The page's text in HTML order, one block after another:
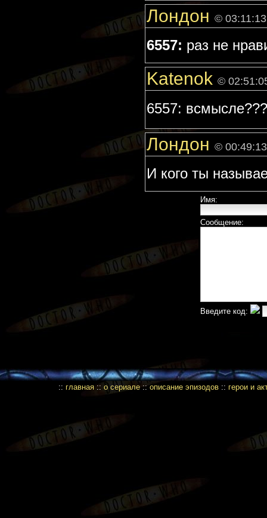
Лондон ©
6557: раз не
Katenok ©
6557:
Лондон ©
И кого ты
Имя:
Сообщение:
Введите код:
:: главная :: о сериале::описание эпизодов :: герои и